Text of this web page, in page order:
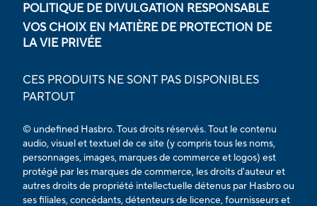
POLITIQUE DE DIVULGATION RESPONSABLE
VOS CHOIX EN MATIÈRE DE PROTECTION DE
LA VIE PRIVÉE
CES PRODUITS NE SONT PAS DISPONIBLES
PARTOUT
© undefined Hasbro. Tous droits réservés. Tout le contenu
audio, visuel et textuel de ce site (y compris tous les noms,
personnages, images, marques de commerce et logos) est
protégé par les marques de commerce, les droits d'auteur et
autres droits de propriété intellectuelle détenus par Hasbro ou
ses filiales, concédants, détenteurs de licence, fournisseurs et